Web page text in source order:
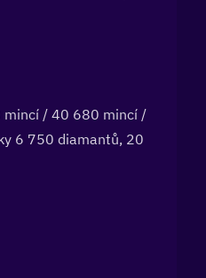
mincí / 40 680 mincí /
6 750 diamantů, 20